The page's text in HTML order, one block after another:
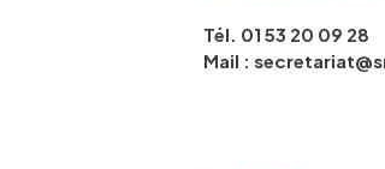
Tél. 01 53 20 09 28
Mail :